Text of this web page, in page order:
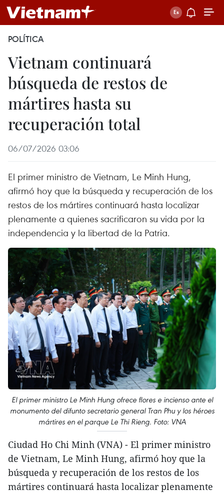
POLÍTICA
Vietnam continuará
búsqueda de restos de
mártires hasta su
recuperación total
06/07/2026 03:06
El primer ministro de Vietnam, Le Minh Hung,
afirmó hoy que la búsqueda y recuperación de los
restos de los mártires continuará hasta localizar
plenamente a quienes sacrificaron su vida por la
independencia y la libertad de la Patria.
El primer ministro Le Minh Hung ofrece flores e incienso ante el
monumento del difunto secretario general Tran Phu y los héroes
mártires en el parque Le Thi Rieng. Foto: VNA
Ciudad Ho Chi Minh (VNA) - El primer ministro
de Vietnam, Le Minh Hung, afirmó hoy que la
búsqueda y recuperación de los restos de los
mártires continuará hasta localizar plenamente